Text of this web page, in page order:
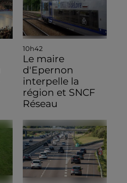
10h42
Le maire
d'Epernon
interpelle la
région et SNCF
Réseau